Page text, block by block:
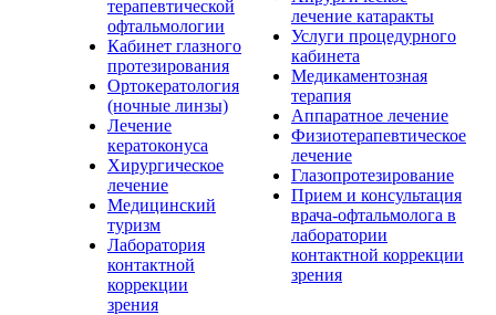
терапевтической
офтальмологии
Кабинет глазного
протезирования
Ортокератология
(ночные линзы)
Лечение
кератоконуса
Хирургическое
лечение
Медицинский
туризм
Лаборатория
контактной
коррекции
зрения
лечение катаракты
Услуги процедурного
кабинета
Медикаментозная
терапия
Аппаратное лечение
Физиотерапевтическое
лечение
Глазопротезирование
Прием и консультация
врача-офтальмолога в
лаборатории
контактной коррекции
зрения